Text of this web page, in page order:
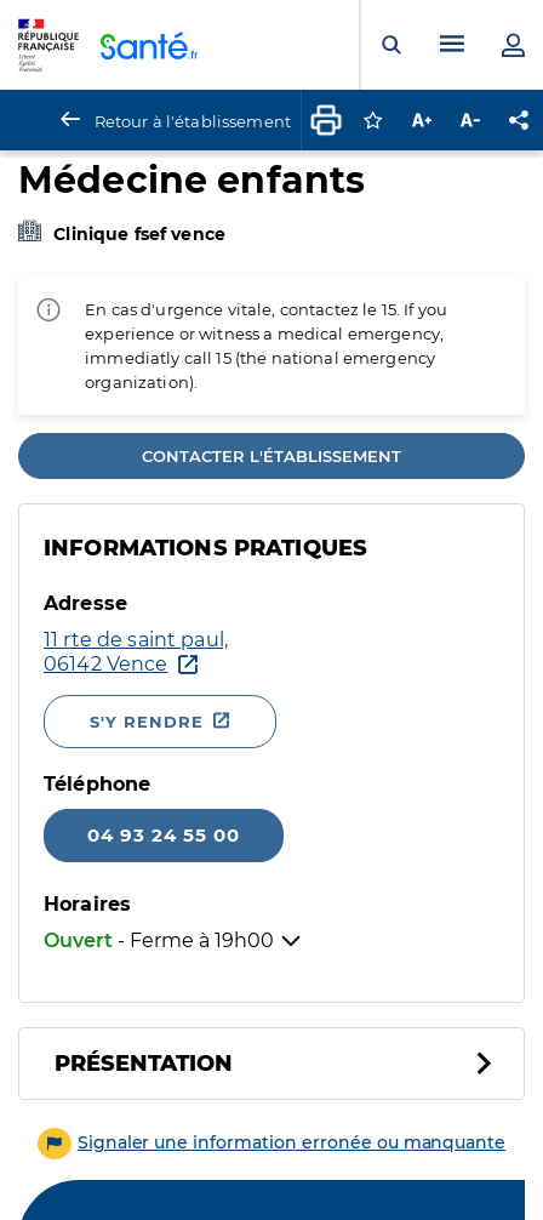
Ouvrir laMenu
Retour à l'établissement Connectez-vous
Augmenter la
Médecine enfants
Clinique fsef vence
En cas d'urgence vitale, contactez le 15. If you
experience or witness a medical emergency,
immediatly call 15 (the national emergency
organization).
CONTACTER L'ÉTABLISSEMENT
INFORMATIONS PRATIQUES
Adresse
11 rte de saint paul,
06142 Vence
S'Y RENDRE
Téléphone
04 93 24 55 00
Horaires
Ouvert - Ferme à 19h00
PRÉSENTATION
Signaler une information erronée ou manquante